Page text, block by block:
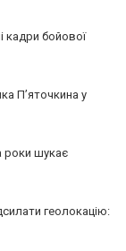
кадри бойової
П’яточкина у
роки шукає
геолокацію: